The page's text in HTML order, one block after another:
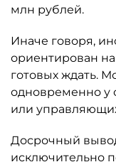
млн рублей.
Иначе говоря,
ориентирован
готовых ждать.
одновременно у
или
Досрочный
исключительно